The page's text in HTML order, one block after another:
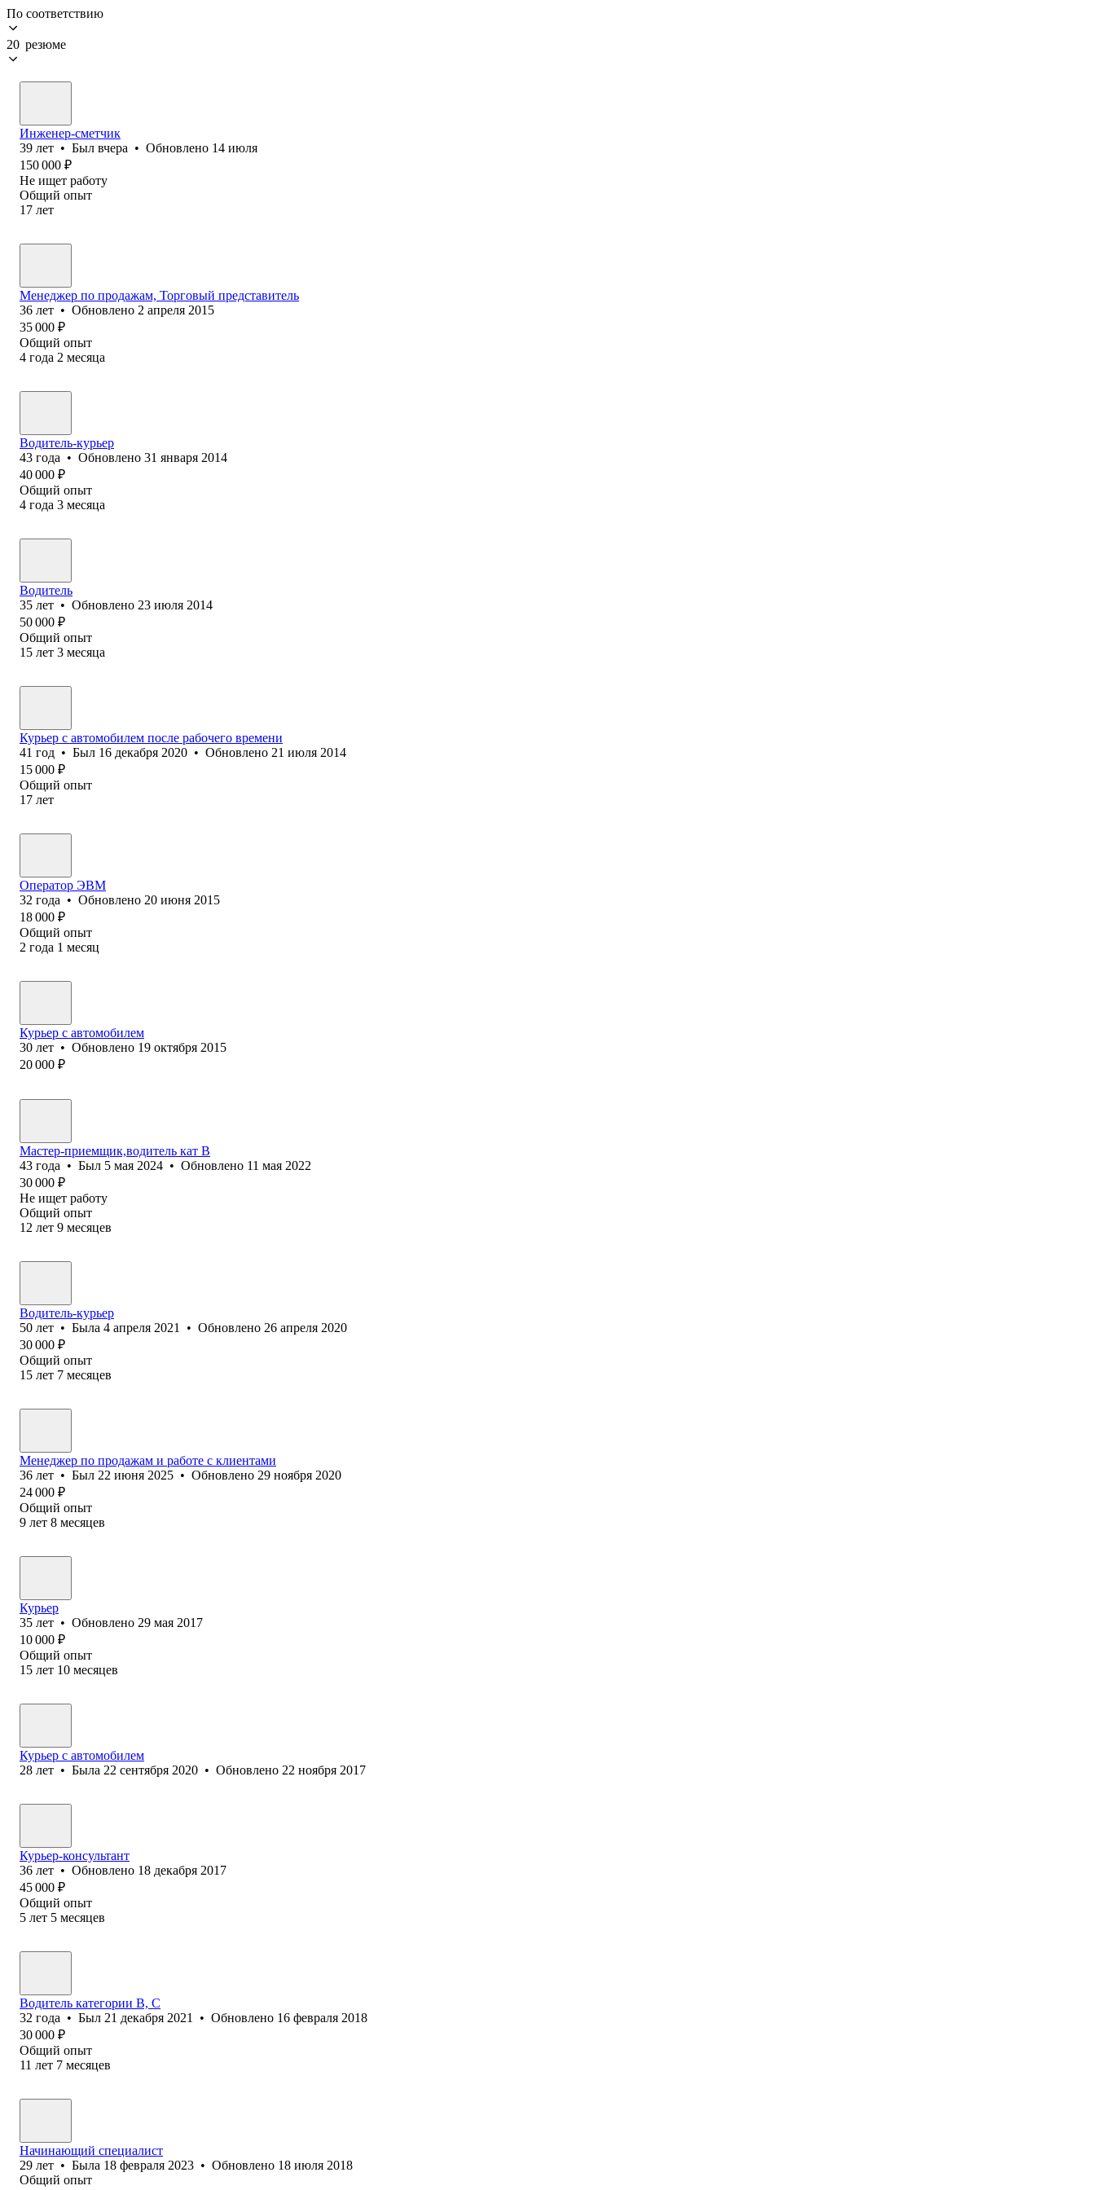
По соответствию
20 резюме
Инженер-сметчик
39 лет • Был вчера • Обновлено 14 июля
150 000 ₽
Не ищет работу
Общий опыт
17 лет
Менеджер по продажам, Торговый представитель
36 лет • Обновлено 2 апреля 2015
35 000 ₽
Общий опыт
4 года 2 месяца
Водитель-курьер
43 года • Обновлено 31 января 2014
40 000 ₽
Общий опыт
4 года 3 месяца
Водитель
35 лет • Обновлено 23 июля 2014
50 000 ₽
Общий опыт
15 лет 3 месяца
Курьер с автомобилем после рабочего времени
41 год • Был 16 декабря 2020 • Обновлено 21 июля 2014
15 000 ₽
Общий опыт
17 лет
Оператор ЭВМ
32 года • Обновлено 20 июня 2015
18 000 ₽
Общий опыт
2 года 1 месяц
Курьер с автомобилем
30 лет • Обновлено 19 октября 2015
20 000 ₽
Мастер-приемщик,водитель кат В
43 года • Был 5 мая 2024 • Обновлено 11 мая 2022
30 000 ₽
Не ищет работу
Общий опыт
12 лет 9 месяцев
Водитель-курьер
50 лет • Была 4 апреля 2021 • Обновлено 26 апреля 2020
30 000 ₽
Общий опыт
15 лет 7 месяцев
Менеджер по продажам и работе с клиентами
36 лет • Был 22 июня 2025 • Обновлено 29 ноября 2020
24 000 ₽
Общий опыт
9 лет 8 месяцев
Курьер
35 лет • Обновлено 29 мая 2017
10 000 ₽
Общий опыт
15 лет 10 месяцев
Курьер с автомобилем
28 лет • Была 22 сентября 2020 • Обновлено 22 ноября 2017
Курьер-консультант
36 лет • Обновлено 18 декабря 2017
45 000 ₽
Общий опыт
5 лет 5 месяцев
Водитель категории В, С
32 года • Был 21 декабря 2021 • Обновлено 16 февраля 2018
30 000 ₽
Общий опыт
11 лет 7 месяцев
Начинающий специалист
29 лет • Была 18 февраля 2023 • Обновлено 18 июля 2018
Общий опыт